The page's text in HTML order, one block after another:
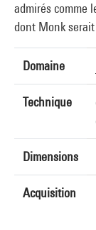
admirés comme
dont Monk
Domaine
Technique
Dimensions
Acquisition